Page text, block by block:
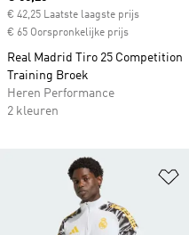
€ 42,25 Laatste laagste prijs
€ 65 Oorspronkelijke prijs
Real Madrid Tiro 25 Competition
Training Broek
Heren Performance
2 kleuren